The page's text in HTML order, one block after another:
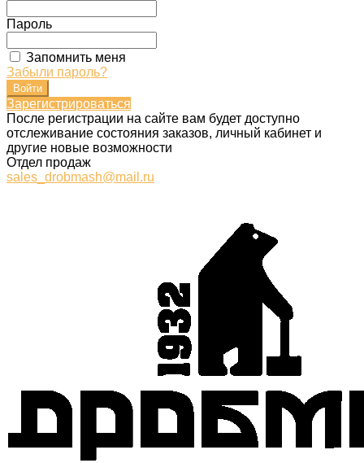
Пароль
Запомнить меня
Забыли пароль?
Зарегистрироваться
После регистрации на сайте вам будет доступно
отслеживание состояния заказов, личный кабинет и
другие новые возможности
Отдел продаж
sales_drobmash@mail.ru